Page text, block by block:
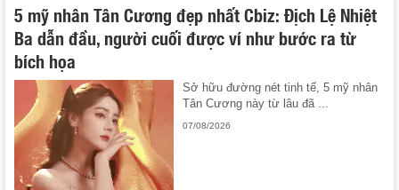
5 mỹ nhân Tân Cương đẹp nhất Cbiz: Địch Lệ Nhiệt
Ba dẫn đầu, người cuối được ví như bước ra từ
bích họa
Sở hữu đường nét tinh tế, 5 mỹ nhân
Tân Cương này từ lâu đã ...
07/08/2026